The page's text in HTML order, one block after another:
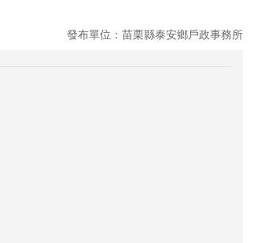
發布單位：苗栗縣泰安鄉戶政事務所